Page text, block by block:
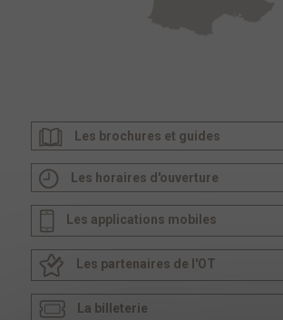
Les brochures et guides
Les horaires d'ouverture
Les applications mobiles
Les partenaires de l'OT
La billeterie